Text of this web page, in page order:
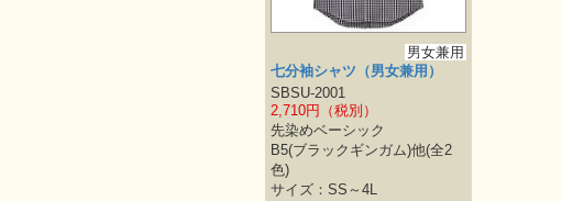
男女兼用
七分袖シャツ（男女兼用）
SBSU-2001
2,710円（税別）
先染めベーシック
B5(ブラックギンガム)他(全2
色)
サイズ：SS～4L